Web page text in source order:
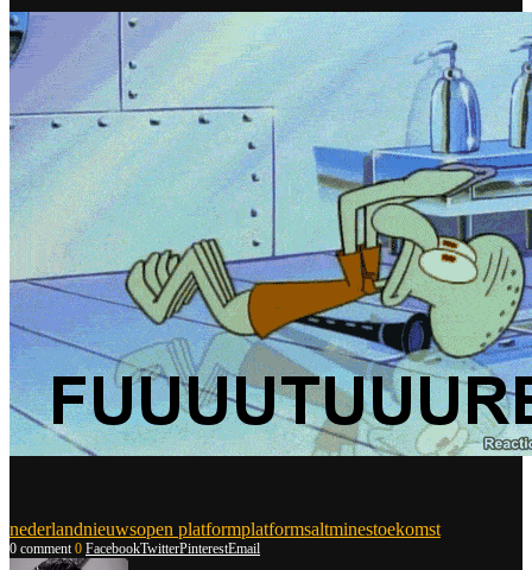
nederlandnieuwsopen platformplatformsaltminestoekomst
0 comment 0 FacebookTwitterPinterestEmail